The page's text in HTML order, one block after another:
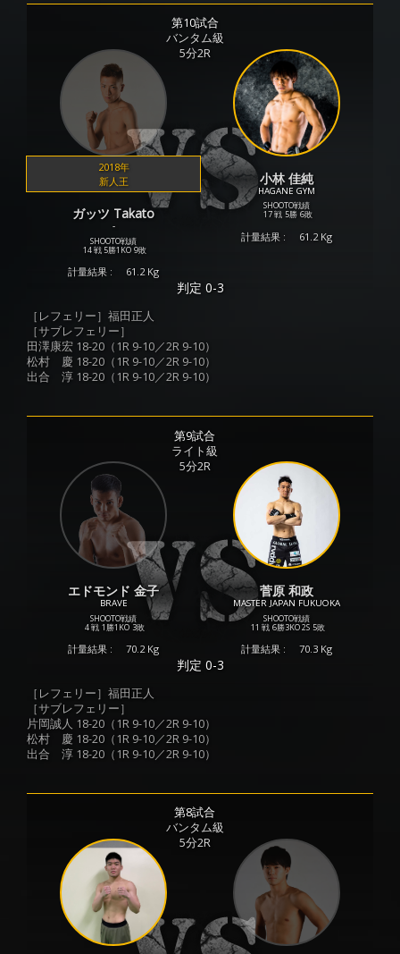
第10試合
バンタム級
5分2R
2018年
新人王
ガッツ Takato
-
SHOOTO戦績
14 戦 5勝1KO 9敗
計量結果 : 61.2 Kg
小林 佳純
HAGANE GYM
SHOOTO戦績
17 戦 5勝 6敗
計量結果 : 61.2 Kg
判定 0-3
［レフェリー］福田正人
［サブレフェリー］
田澤康宏 18-20（1R 9-10／2R 9-10）
松村 慶 18-20（1R 9-10／2R 9-10）
出合 淳 18-20（1R 9-10／2R 9-10）
第9試合
ライト級
5分2R
エドモンド 金子
BRAVE
SHOOTO戦績
4 戦 1勝1KO 3敗
計量結果 : 70.2 Kg
菅原 和政
MASTER JAPAN FUKUOKA
SHOOTO戦績
11 戦 6勝3KO 2S 5敗
計量結果 : 70.3 Kg
判定 0-3
［レフェリー］福田正人
［サブレフェリー］
片岡誠人 18-20（1R 9-10／2R 9-10）
松村 慶 18-20（1R 9-10／2R 9-10）
出合 淳 18-20（1R 9-10／2R 9-10）
第8試合
バンタム級
5分2R